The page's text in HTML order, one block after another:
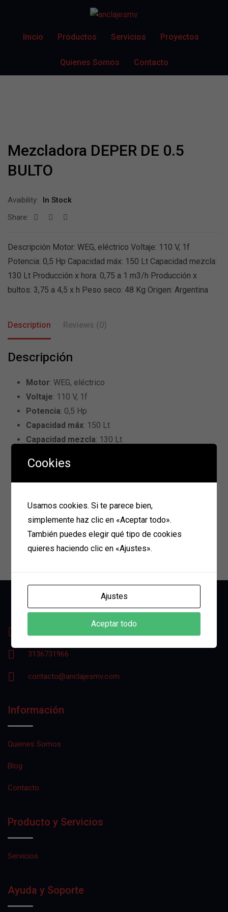
Inicio Productos Servicios Proyectos
Quienes Somos Contacto
Mezcladora DEPER DE 0.5
BULTO
Avaibility:
In Stock
Share:
Descripción Motor: WEG, eléctrico Voltaje: 110 V, 1f
Potencia: 0,5 Hp Capacidad máx: 150 Lt Capacidad mezcla:
130 Lt Producción x hora: 0,75 a 1 m3/h Producción x
bultos: 3,75 a 4,5 x h Peso seco: 48 Kg Origen: Argentina
Description Reviews (0)
Descripción
Motor: WEG, eléctrico
Voltaje: 110 V, 1f
Potencia: 0,5 Hp
Capacidad máx: 150 Lt
Capacidad mezcla: 130 Lt
Producción x bultos
Peso seco: 48 Kg
Related Products
3136731966
contacto@anclajesmv.com
Información
Quienes Somos
Blog
Contacto
Producto y Servicios
Servicios
Ayuda y Soporte
Cookies
Usamos cookies. Si te parece bien,
simplemente haz clic en «Aceptar todo».
También puedes elegir qué tipo de cookies
quieres haciendo clic en «Ajustes».
Ajustes
Aceptar todo